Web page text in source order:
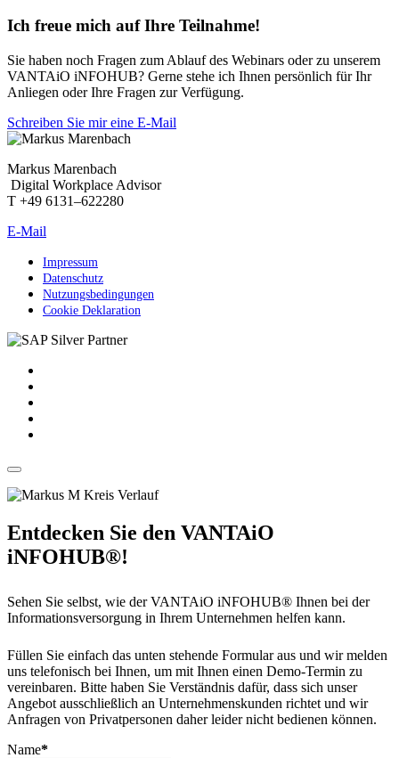
Ich freue mich auf Ihre Teilnahme!
Sie haben noch Fragen zum Ablauf des Webinars oder zu unserem
VANTAiO iNFOHUB? Gerne stehe ich Ihnen persönlich für Ihr
Anliegen oder Ihre Fragen zur Verfügung.
Schreiben Sie mir eine E-Mail
Markus Marenbach
Digital Workplace Advisor
T +49 6131–622280
E-Mail
Impressum
Datenschutz
Nutzungsbedingungen
Cookie Deklaration
Entdecken Sie den VANTAiO
iNFOHUB®!
Sehen Sie selbst, wie der VANTAiO iNFOHUB® Ihnen bei der
Informationsversorgung in Ihrem Unternehmen helfen kann.
Füllen Sie einfach das unten stehende Formular aus und wir melden
uns telefonisch bei Ihnen, um mit Ihnen einen Demo-Termin zu
vereinbaren. Bitte haben Sie Verständnis dafür, dass sich unser
Angebot ausschließlich an Unternehmenskunden richtet und wir
Anfragen von Privatpersonen daher leider nicht bedienen können.
Name*